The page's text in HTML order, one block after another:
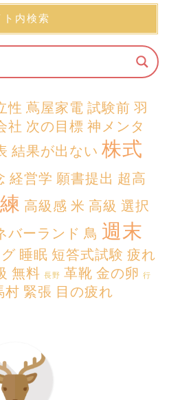
ト内検索
性 蔦屋家電 試験前 羽
社 次の目標 神メンタ
結果が出ない 株式
経営学 願書提出 超高
高級感 米 高級 選択
バーランド 鳥 週末
睡眠 短答式試験 疲れ
無料 長野 革靴 金の卵 行
村 緊張 目の疲れ